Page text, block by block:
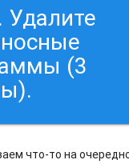
Удалите
(3
что-то на